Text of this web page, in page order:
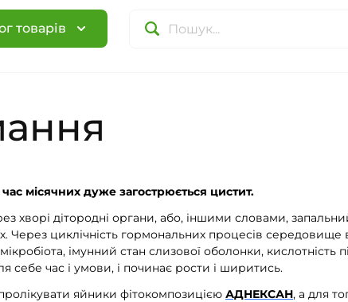
товарів
місячних дуже загострюється цистит.
хворі дітородні органи, або, іншими словами,
Через циклічність гормональних процесів середовище
імунний стан слизової оболонки, кислотність
себе час і умови, і починає рости і ширитись.
яйники фітокомпозицією АДНЕКСАН, а для